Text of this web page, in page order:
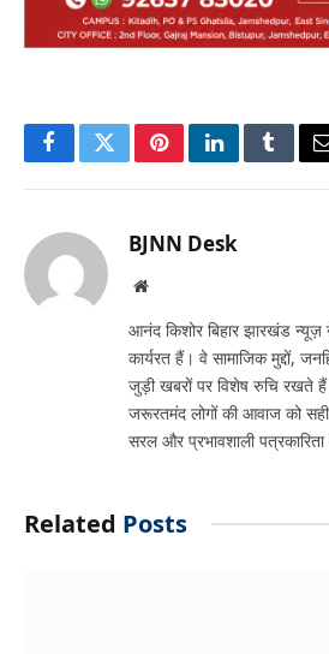
FacebookTwitterPinterestLinkedIn
BJNN Desk
Website
आनंद किशोर बिहार झारखंड
कार्यरत हैं। वे सामाजिक मुद्दों,
जुड़ी खबरों पर विशेष रुचि रखते
जरूरतमंद लोगों की आवाज को
सरल और प्रभावशाली
Related Posts